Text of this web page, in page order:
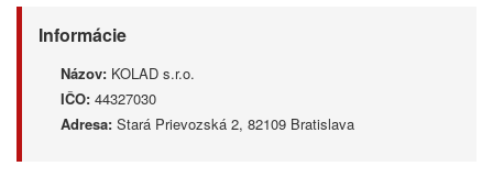
Informácie
Názov: KOLAD s.r.o.
IČO: 44327030
Adresa: Stará Prievozská 2, 82109 Bratislava